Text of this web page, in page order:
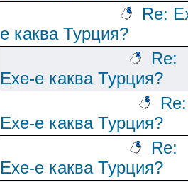
Re:
е каква Турция?
Re:
Ехе-е каква Турция?
Re:
Ехе-е каква Турция?
Re:
Ехе-е каква Турция?